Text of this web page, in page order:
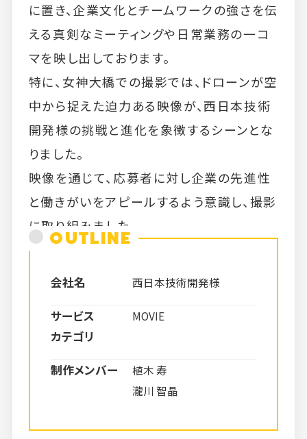
に置き、企業文化とチームワークの強さを伝
える真剣なミーティングや日常業務の一コ
マを映し出しております。
特に、女神大橋での撮影では、ドローンが空
中から捉えた迫力ある映像が、西日本技術
開発様の挑戦と進化を象徴するシーンとな
りました。
映像を通じて、応募者に対し企業の先進性
と働きがいをアピールするよう意識し、撮影
に取り組みました。
OUTLINE
会社名 西日本技術開発様
サービス
カテゴリ
MOVIE
制作メンバー
植木 寿
瀧川 智晶